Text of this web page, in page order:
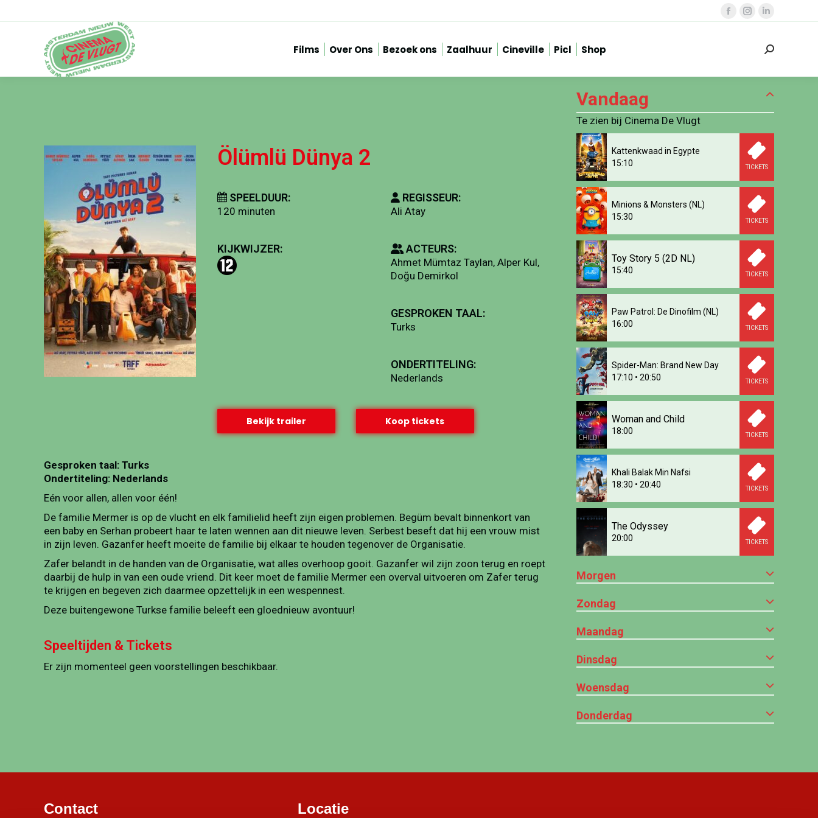
Facebook
Instagram
opens
window
Linkedin
opens
window
Films Over Ons Bezoek ons Zaalhuur Cineville Picl Shop Zoeken:
Ölümlü Dünya 2
SPEELDUUR:
120 minuten
KIJKWIJZER:
REGISSEUR:
Ali Atay
ACTEURS:
Ahmet Mümtaz Taylan, Alper Kul,
Doğu Demirkol
GESPROKEN TAAL:
Turks
ONDERTITELING:
Nederlands
Bekijk trailer Koop tickets
Gesproken taal: Turks
Ondertiteling: Nederlands
Eén voor allen, allen voor één!
De familie Mermer is op de vlucht en elk familielid heeft zijn eigen problemen. Begüm bevalt binnenkort van
een baby en Serhan probeert haar te laten wennen aan dit nieuwe leven. Serbest beseft dat hij een vrouw mist
in zijn leven. Gazanfer heeft moeite de familie bij elkaar te houden tegenover de Organisatie.
Zafer belandt in de handen van de Organisatie, wat alles overhoop gooit. Gazanfer wil zijn zoon terug en roept
daarbij de hulp in van een oude vriend. Dit keer moet de familie Mermer een overval uitvoeren om Zafer terug
te krijgen en begeven zich daarmee opzettelijk in een wespennest.
Deze buitengewone Turkse familie beleeft een gloednieuw avontuur!
Speeltijden & Tickets
Er zijn momenteel geen voorstellingen beschikbaar.
Vandaag
Te zien bij Cinema De Vlugt
Kattenkwaad in Egypte
15:10
TICKETS
Minions & Monsters (NL)
15:30
TICKETS
Toy Story 5 (2D NL)
15:40 TICKETS
Paw Patrol: De Dinofilm (NL)
16:00
TICKETS
Spider-Man: Brand New Day
17:10 • 20:50 TICKETS
Woman and Child
18:00 TICKETS
Khali Balak Min Nafsi
18:30 • 20:40 TICKETS
The Odyssey
20:00 TICKETS
Morgen
Zondag
Maandag
Dinsdag
Woensdag
Donderdag
Contact Locatie